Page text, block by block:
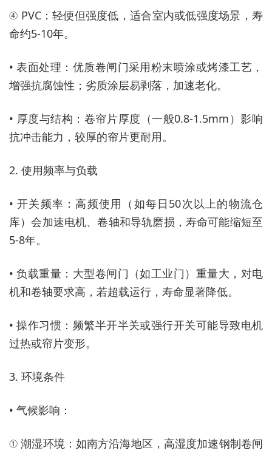
④ PVC：轻便但强度低，适合室内或低强度场景，寿
命约5-10年。
• 表面处理：优质卷闸门采用粉末喷涂或烤漆工艺，
增强抗腐蚀性；劣质涂层易剥落，加速老化。
• 厚度与结构：卷帘片厚度（一般0.8-1.5mm）影响
抗冲击能力，较厚的帘片更耐用。
2. 使用频率与负载
• 开关频率：高频使用（如每日50次以上的物流仓
库）会加速电机、卷轴和导轨磨损，寿命可能缩短至
5-8年。
• 负载重量：大型卷闸门（如工业门）重量大，对电
机和卷轴要求高，若超载运行，寿命显著降低。
• 操作习惯：频繁半开半关或强行开关可能导致电机
过热或帘片变形。
3. 环境条件
• 气候影响：
① 潮湿环境：如南方沿海地区，高湿度加速钢制卷闸